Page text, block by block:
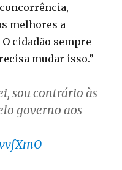
melhores a
cidadão sempre
mudar isso.”
sou contrário às
governo aos